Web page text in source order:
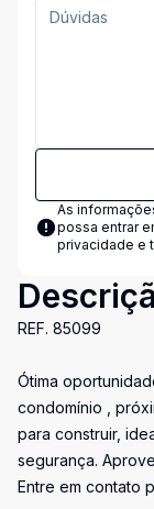
As
possa entrar
privacidade e
REF. 85099
Ótima
condomínio ,
para construir,
segurança.
Entre em contato